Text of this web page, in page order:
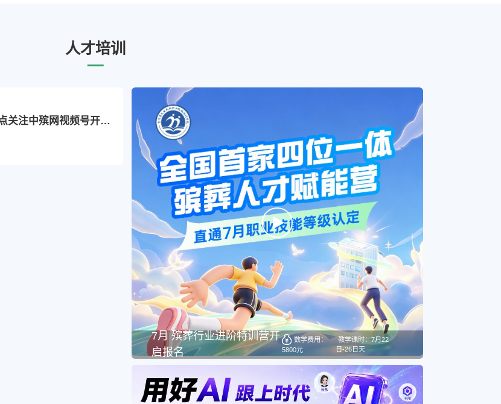
2026-06-25
2026-06-22
人才培训
每周工作日下午6点关注中殡网视频号开始AI赋能企业直播
7月 殡葬行业进阶特训营开
启报名
数学费用：
5800元
教学课时：7月22
日-26日天